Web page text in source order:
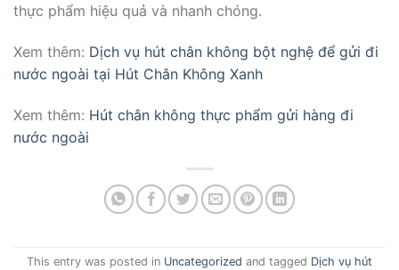
thực phẩm hiệu quả và nhanh chóng.
Xem thêm: Dịch vụ hút chân không bột nghệ để gửi đi
nước ngoài tại Hút Chân Không Xanh
Xem thêm: Hút chân không thực phẩm gửi hàng đi
nước ngoài
This entry was posted in Uncategorized and tagged Dịch vụ hút